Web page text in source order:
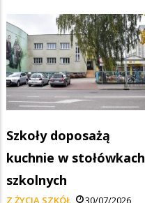
Szkoły doposażą
kuchnie w stołówkach
szkolnych
Z ŻYCIA SZKÓŁ 30/07/2026